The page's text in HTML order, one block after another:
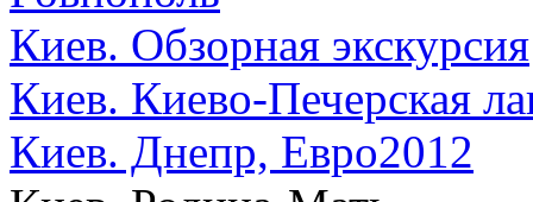
Киев. Обзорная экскурсия
Киев. Киево-Печерская
Киев. Днепр, Евро2012